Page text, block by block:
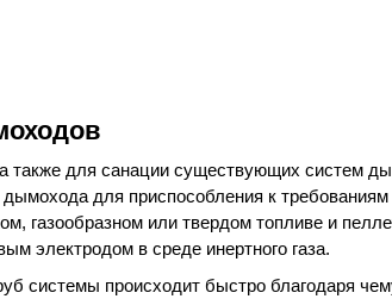
также для санации существующих систем
для приспособления к
газообразном или твердом топливе и
электродом в среде инертного газа.
системы происходит быстро благодаря